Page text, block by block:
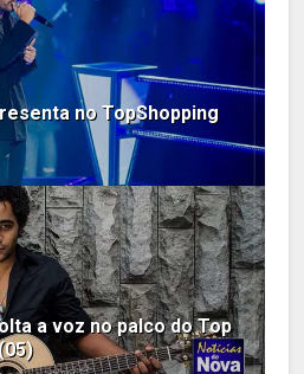
no TopShopping
a voz no palco do Top